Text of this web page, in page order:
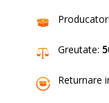
Producator:
Greutate:
Returnare